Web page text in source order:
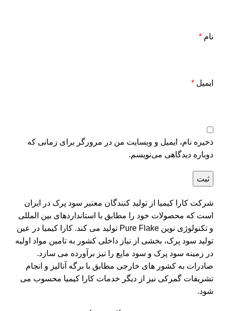
نام *
ایمیل *
ذخیره نام، ایمیل و وبسایت من در مرورگر برای زمانی که
دوباره دیدگاهی می‌نویسم.
شرکت کارا کیمیا از تولید کنندگان معتبر سود پرک در ایران
است که محصولات خود را مطابق با استانداردهای بین المللی
و تکنولوژی نوین Pure Flake تولید می کند. کارا کیمیا در عین
تولید سود پرک، بخشی از نیاز داخلی کشور به تامین مواد اولیه
در زمینه سود پرک و سود مایع را نیز برآورده می سازد.
صادرات به کشور های خارجی مطابق با برگه آنالیز و انجام
تشریفات گمرکی نیز از دیگر خدمات کارا کیمیا محسوب می
شود.